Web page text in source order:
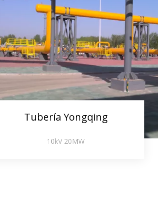
Tubería Yongqing
10kV 20MW